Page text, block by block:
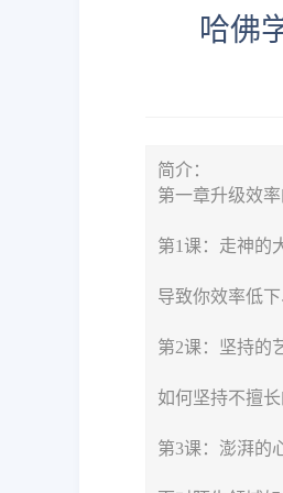
哈佛
简介：
第一章升级效
第1课：走神的
导致你效率低
第2课：坚持的
如何坚持不擅
第3课：澎湃的